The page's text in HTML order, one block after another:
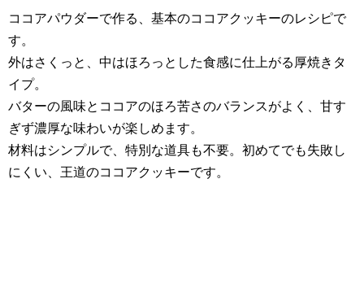
ココアパウダーで作る、基本のココアクッキーのレシピで
す。
外はさくっと、中はほろっとした食感に仕上がる厚焼きタ
イプ。
バターの風味とココアのほろ苦さのバランスがよく、甘す
ぎず濃厚な味わいが楽しめます。
材料はシンプルで、特別な道具も不要。初めてでも失敗し
にくい、王道のココアクッキーです。